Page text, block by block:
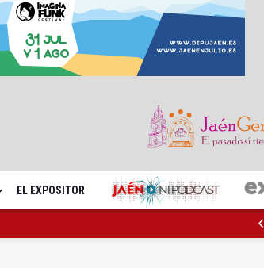
EL EXPOSITOR